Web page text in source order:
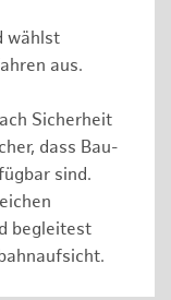
wählst
aus.
Sicherheit
dass Bau-
sind.
begleitest